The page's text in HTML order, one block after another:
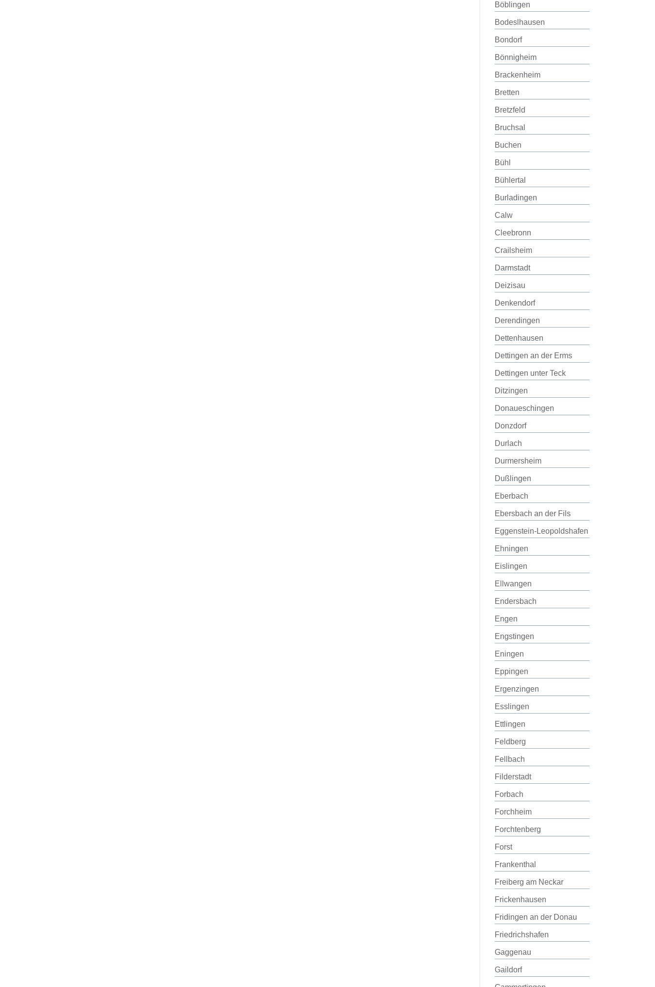
Böblingen
Bodeslhausen
Bondorf
Bönnigheim
Brackenheim
Bretten
Bretzfeld
Bruchsal
Buchen
Bühl
Bühlertal
Burladingen
Calw
Cleebronn
Crailsheim
Darmstadt
Deizisau
Denkendorf
Derendingen
Dettenhausen
Dettingen an der Erms
Dettingen unter Teck
Ditzingen
Donaueschingen
Donzdorf
Durlach
Durmersheim
Dußlingen
Eberbach
Ebersbach an der Fils
Eggenstein-Leopoldshafen
Ehningen
Eislingen
Ellwangen
Endersbach
Engen
Engstingen
Eningen
Eppingen
Ergenzingen
Esslingen
Ettlingen
Feldberg
Fellbach
Filderstadt
Forbach
Forchheim
Forchtenberg
Forst
Frankenthal
Freiberg am Neckar
Frickenhausen
Fridingen an der Donau
Friedrichshafen
Gaggenau
Gaildorf